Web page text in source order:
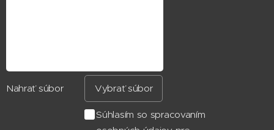
Nahrať súbor Vybrať súbor
Súhlasím so spracovaním